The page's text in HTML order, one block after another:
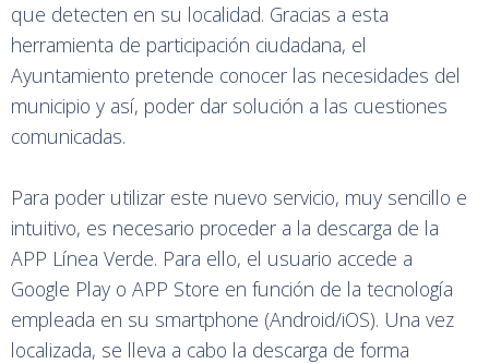
que detecten en su localidad. Gracias a esta
herramienta de participación ciudadana, el
Ayuntamiento pretende conocer las necesidades del
municipio y así, poder dar solución a las cuestiones
comunicadas.
Para poder utilizar este nuevo servicio, muy sencillo e
intuitivo, es necesario proceder a la descarga de la
APP Línea Verde. Para ello, el usuario accede a
Google Play o APP Store en función de la tecnología
empleada en su smartphone (Android/iOS). Una vez
localizada, se lleva a cabo la descarga de forma